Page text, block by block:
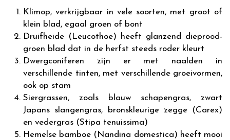
Klimop, verkrijgbaar in vele soorten, met groot of
klein blad, egaal groen of bont
Druifheide (Leucothoe) heeft glanzend dieprood-
groen blad dat in de herfst steeds roder kleurt
Dwergconiferen zijn er met naalden in
verschillende tinten, met verschillende groeivormen,
ook op stam
Siergrassen, zoals blauw schapengras, zwart
Japans slangengras, bronskleurige zegge (Carex)
en vedergras (Stipa tenuissima)
Hemelse bamboe (Nandina domestica) heeft mooi